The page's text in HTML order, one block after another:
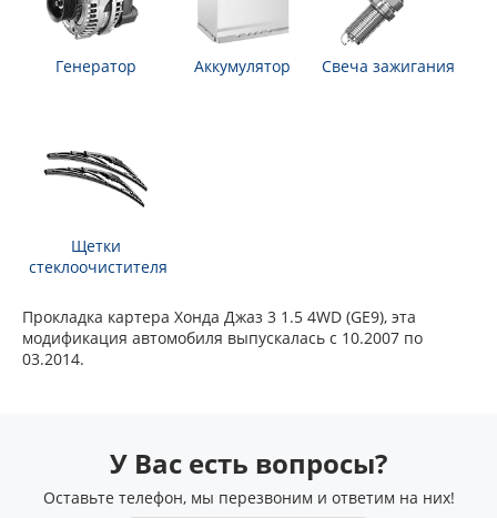
Генератор Аккумулятор Свеча зажигания
Щетки
стеклоочистителя
Прокладка картера Хонда Джаз 3 1.5 4WD (GE9), эта
модификация автомобиля выпускалась с 10.2007 по
03.2014.
У Вас есть вопросы?
Оставьте телефон, мы перезвоним и ответим на них!